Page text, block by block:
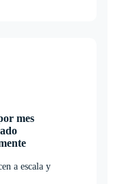
mes
a escala y